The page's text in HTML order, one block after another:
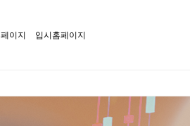
이지 입시홈페이지